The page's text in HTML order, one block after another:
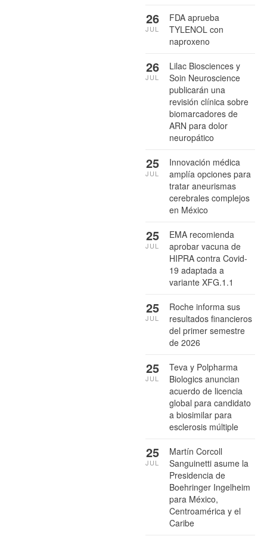
FDA aprueba
TYLENOL con
naproxeno
26
JUL
Lilac Biosciences y
Soin Neuroscience
publicarán una
revisión clínica sobre
biomarcadores de
ARN para dolor
neuropático
26
JUL
Innovación médica
amplía opciones para
tratar aneurismas
cerebrales complejos
en México
25
JUL
EMA recomienda
aprobar vacuna de
HIPRA contra Covid-
19 adaptada a
variante XFG.1.1
25
JUL
Roche informa sus
resultados financieros
del primer semestre
de 2026
25
JUL
Teva y Polpharma
Biologics anuncian
acuerdo de licencia
global para candidato
a biosimilar para
esclerosis múltiple
25
JUL
Martín Corcoll
Sanguinetti asume la
Presidencia de
Boehringer Ingelheim
para México,
Centroamérica y el
Caribe
25
JUL